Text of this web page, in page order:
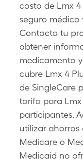
costo de Lmx
seguro médico
Contacta tu
obtener
medicamento
cubre Lmx 4
de SingleCare
tarifa para
participantes.
utilizar ahorros
Medicare o
Medicaid no